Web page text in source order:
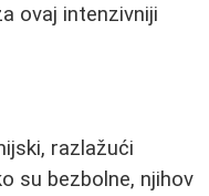
ovaj intenzivniji
razlažući
su bezbolne, njihov